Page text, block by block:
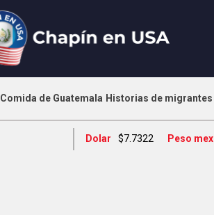
Comida de Guatemala Historias de migrantes
Dolar $7.7322 Peso mex